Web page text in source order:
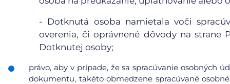
- Dotknutá osoba namietala voči
overenia, či oprávnené dôvody na strane
Dotknutej osoby;
právo, aby v prípade, že sa spracúvanie osobných
dokumentu, takéto obmedzene spracúvané